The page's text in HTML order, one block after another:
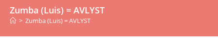
Zumba (Luis) = AVLYST
> Zumba (Luis) = AVLYST